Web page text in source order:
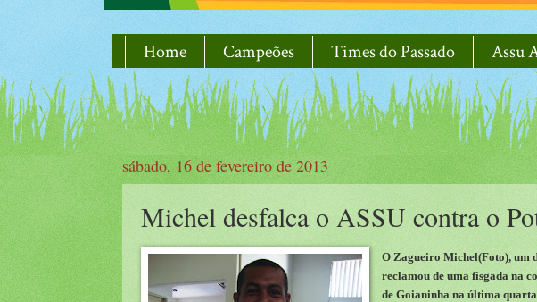
Home Campeões Times do Passado Assu
sábado, 16 de fevereiro de 2013
Michel desfalca o ASSU contra o
O Zagueiro Michel(Foto), um
reclamou de uma fisgada na
de Goianinha na última